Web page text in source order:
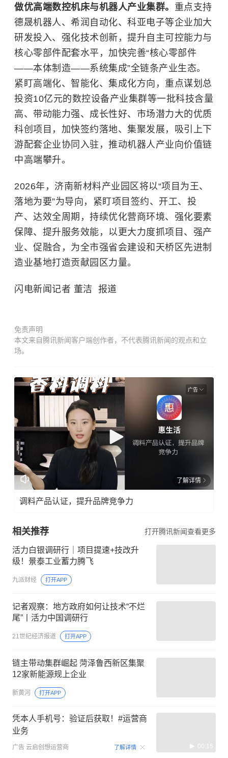
做优高端数控机床与机器人产业集群。 重点支持
德晟机器人、希润自动化、科亚电子等企业加大
研发投入、强化技术创新，提升自主可控能力与
核心零部件配套水平，加快完善“核心零部件
——本体制造——系统集成”全链条产业生态。
紧盯高端化、智能化、集成化方向，重点谋划总
投资10亿元的数控设备产业集群等一批科技含量
高、带动能力强、成长性好、市场潜力大的优质
科创项目，加快签约落地、集聚发展，吸引上下
游配套企业协同入驻，推动机器人产业向价值链
中高端攀升。
2026年，济南新材料产业园区将以“项目为王、
落地为要”为导向，紧盯项目签约、开工、投
产、达效全周期，持续优化营商环境、强化要素
保障、提升服务效能，以更大力度抓项目、强产
业、促融合，为全市强省会建设和天桥区先进制
造业基地打造贡献园区力量。
闪电新闻记者 董洁 报道
免责声明
本文来自腾讯新闻客户端创作者，不代表腾讯新闻的观点和立
场。
广告
了解详情
调料产品认证，提升品牌竞争力
相关推荐 打开腾讯新闻查看更多
活力白银调研行｜项目提速+技改升
级！景泰工业蓄力腾飞
九派财经 打开APP
记者观察：地方政府如何让技术“不烂
尾”丨活力中国调研行
21世纪经济报道 打开APP
链主带动集群崛起 菏泽鲁西新区集聚
12家新能源规上企业
新黄河 打开APP
凭本人手机号：验证后获取！#运营商
业务
广告 云启创想运营商 了解详情 00:15